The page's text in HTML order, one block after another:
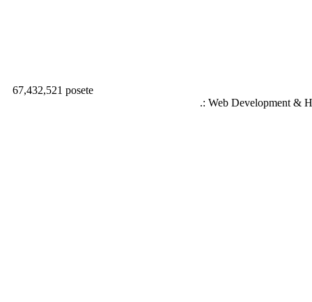
67,432,521 posete
.: Web Development &